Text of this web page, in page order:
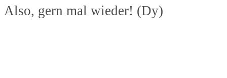
Also, gern mal wieder! (Dy)